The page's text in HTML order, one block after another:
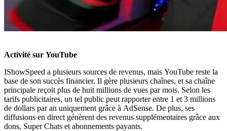
Activité sur YouTube
IShowSpeed a plusieurs sources de revenus, mais YouTube reste la
base de son succès financier. Il gère plusieurs chaînes, et sa chaîne
principale reçoit plus de huit millions de vues par mois. Selon les
tarifs publicitaires, un tel public peut rapporter entre 1 et 3 millions
de dollars par an uniquement grâce à AdSense. De plus, ses
diffusions en direct génèrent des revenus supplémentaires grâce aux
dons, Super Chats et abonnements payants.